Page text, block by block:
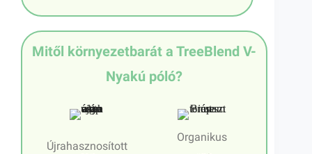
Mitől környezetbarát a TreeBlend V-
Nyakú póló?
Újrahasznosított
Organikus